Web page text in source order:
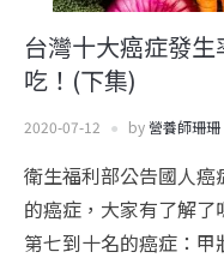
台灣十大癌症發
吃！(下集)
2020-07-12 by營養師珊珊
衛生福利部公告國人
的癌症，大家有了解
第七到十名的癌症：